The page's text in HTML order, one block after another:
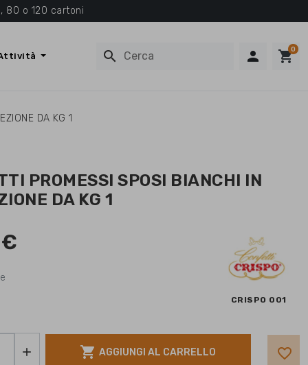
80 o 120 cartoni
search  shopping_cart0
DA KG 1
PROMESSI SPOSI BIANCHI IN
DA KG 1
CRISPO 001
  AGGIUNGI AL CARRELLO favorite_border